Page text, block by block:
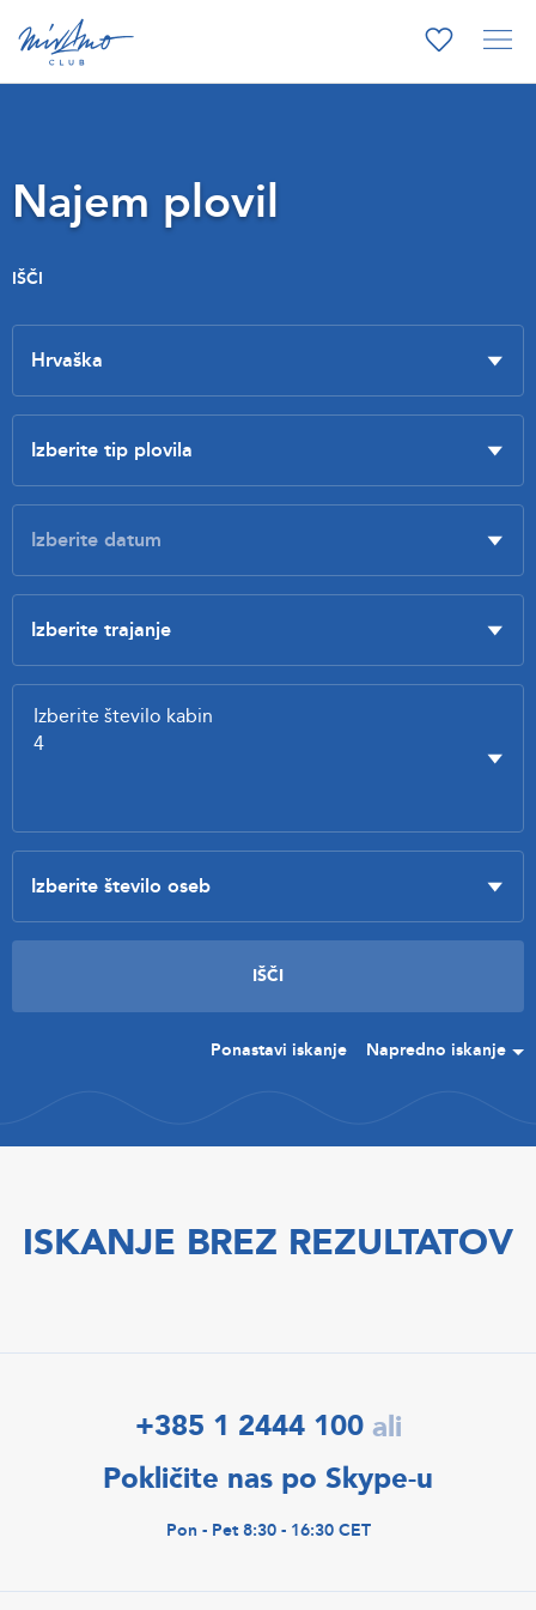
Najem plovil
IŠČI
Ponastavi iskanje Napredno iskanje
ISKANJE BREZ REZULTATOV
+385 1 2444 100 ali
Pokličite nas po Skype-u
Pon - Pet 8:30 - 16:30 CET